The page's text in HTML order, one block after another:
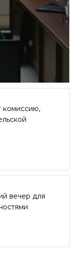
комиссию,
вечер для